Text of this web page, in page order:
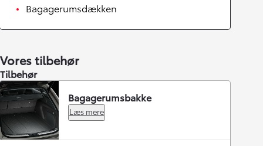
Bagagerumsdækken
Vores tilbehør
Tilbehør
Bagagerumsbakke
Læs mere